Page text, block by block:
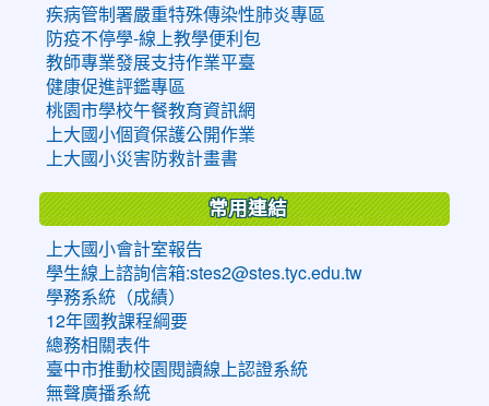
疾病管制署嚴重特殊傳染性肺炎專區
防疫不停學-線上教學便利包
教師專業發展支持作業平臺
健康促進評鑑專區
桃園市學校午餐教育資訊網
上大國小個資保護公開作業
上大國小災害防救計畫書
常用連結
上大國小會計室報告
學生線上諮詢信箱:stes2@stes.tyc.edu.tw
學務系統（成績）
12年國教課程綱要
總務相關表件
臺中市推動校園閱讀線上認證系統
無聲廣播系統